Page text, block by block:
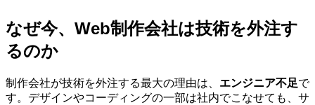
なぜ今、Web制作会社は技術を外注す
るのか
制作会社が技術を外注する最大の理由は、 エンジニア不足で
す。デザインやコーディングの一部は社内でこなせても、サ